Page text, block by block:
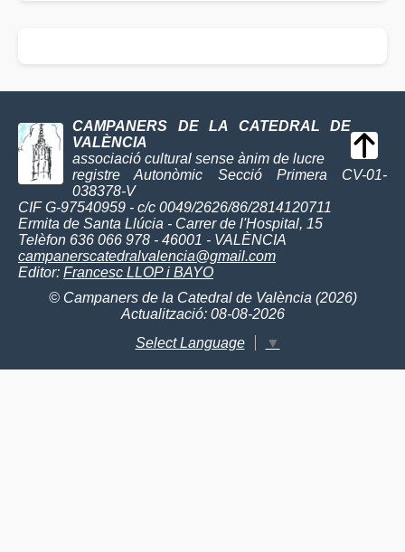
CAMPANERS DE LA CATEDRAL DE
VALÈNCIA
associació cultural sense ànim de lucre
registre Autonòmic Secció Primera CV-01-
038378-V
CIF G-97540959 - c/c 0049/2626/86/2814120711
Ermita de Santa Llúcia - Carrer de l'Hospital, 15
Telèfon 636 066 978 - 46001 - VALÈNCIA
campanerscatedralvalencia@gmail.com
Editor: Francesc LLOP i BAYO
© Campaners de la Catedral de València (2026)
Actualització: 08-08-2026
Select Language
▼